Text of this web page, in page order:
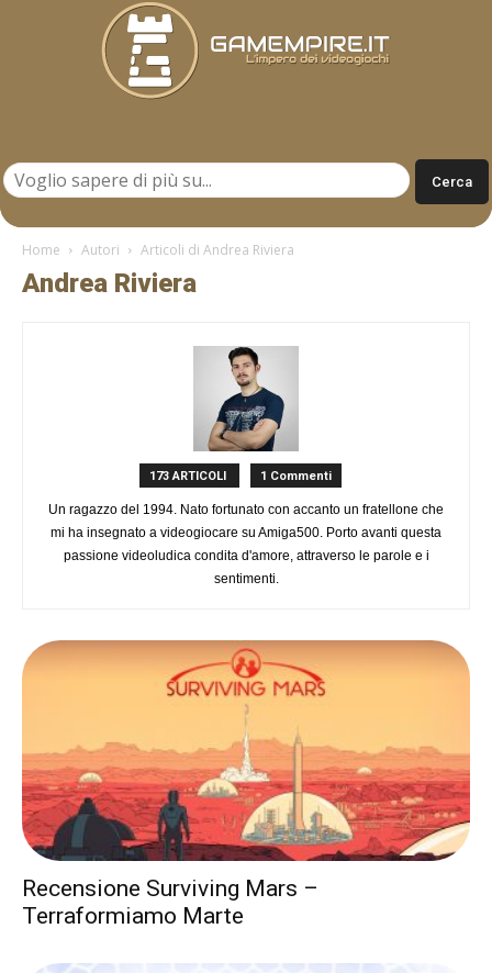
Home Autori Articoli di Andrea Riviera
Andrea Riviera
173 ARTICOLI 1 Commenti
Un ragazzo del 1994. Nato fortunato con accanto un fratellone che
mi ha insegnato a videogiocare su Amiga500. Porto avanti questa
passione videoludica condita d'amore, attraverso le parole e i
sentimenti.
Recensione Surviving Mars –
Terraformiamo Marte